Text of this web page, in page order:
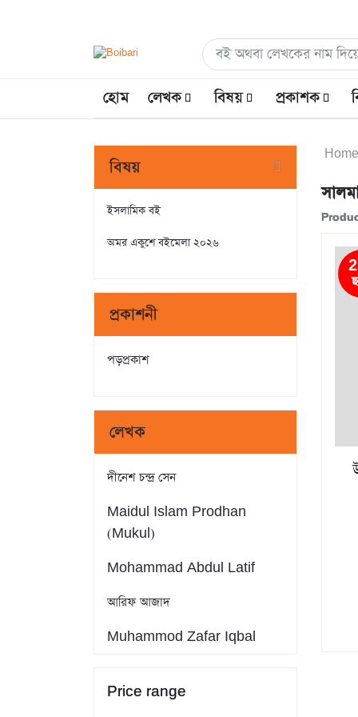
হোম লেখক বিষয় প্রকাশক
বিষয়
ইসলামিক বই
অমর একুশে বইমেলা ২০২৬
প্রকাশনী
পড়প্রকাশ
লেখক
দীনেশ চন্দ্র সেন
Maidul Islam Prodhan
(Mukul)
Mohammad Abdul Latif
আরিফ আজাদ
Muhammod Zafar Iqbal
Price range
Home